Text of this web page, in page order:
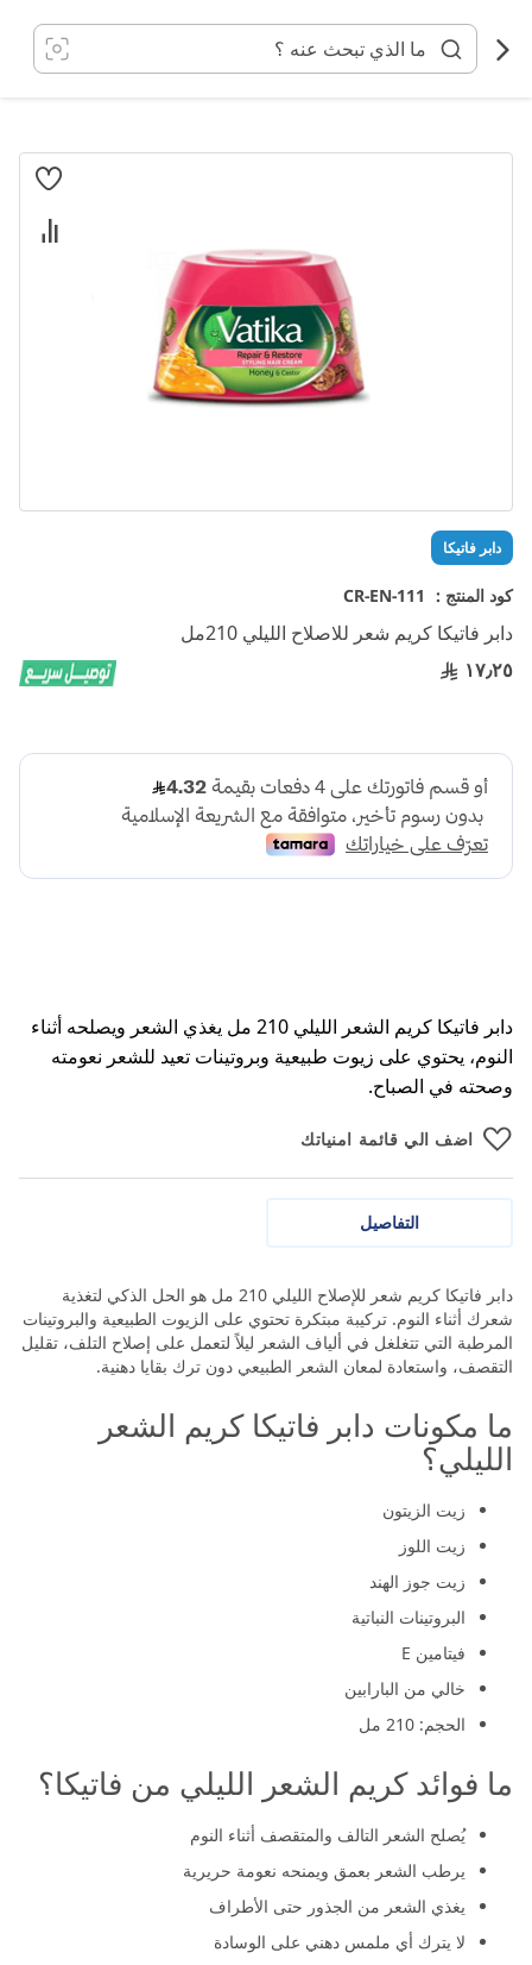
المحتوى
دابر فاتيكا
كود المنتج : CR-EN-111
دابر فاتيكا كريم شعر للاصلاح الليلي 210مل
١٧٫٢٥
دابر فاتيكا كريم الشعر الليلي 210 مل يغذي الشعر ويصلحه أثناء
النوم، يحتوي على زيوت طبيعية وبروتينات تعيد للشعر نعومته
وصحته في الصباح.
اضف الي قائمة امنياتك
انتقل
تخطي
إلى
بداية
معرض
الصور
التفاصيل
دابر فاتيكا كريم شعر للإصلاح الليلي 210 مل هو الحل الذكي لتغذية
شعرك أثناء النوم. تركيبة مبتكرة تحتوي على الزيوت الطبيعية والبروتينات
المرطبة التي تتغلغل في ألياف الشعر ليلاً لتعمل على إصلاح التلف، تقليل
التقصف، واستعادة لمعان الشعر الطبيعي دون ترك بقايا دهنية.
ما مكونات دابر فاتيكا كريم الشعر
الليلي؟
زيت الزيتون
زيت اللوز
زيت جوز الهند
البروتينات النباتية
فيتامين E
خالي من البارابين
الحجم: 210 مل
ما فوائد كريم الشعر الليلي من فاتيكا؟
يُصلح الشعر التالف والمتقصف أثناء النوم
يرطب الشعر بعمق ويمنحه نعومة حريرية
يغذي الشعر من الجذور حتى الأطراف
لا يترك أي ملمس دهني على الوسادة